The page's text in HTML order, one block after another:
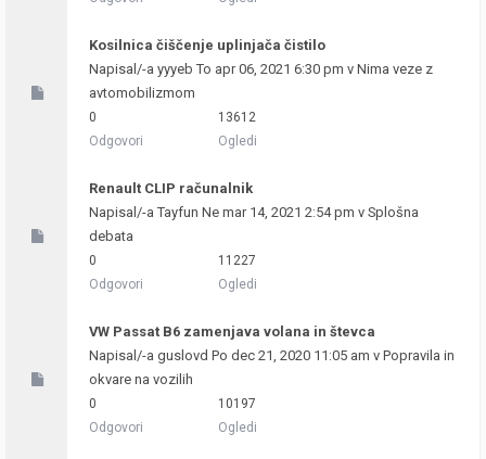
Kosilnica čiščenje uplinjača čistilo
Napisal/-a yyyeb To apr 06, 2021 6:30 pm v Nima veze z
avtomobilizmom
0
Odgovori
13612
Ogledi
Renault CLIP računalnik
Napisal/-aTayfun Ne mar 14, 2021 2:54 pm v Splošna
debata
0
Odgovori
11227
Ogledi
VW Passat B6 zamenjava volana in števca
Napisal/-a guslovd Po dec 21, 2020 11:05 am v Popravila in
okvare na vozilih
0
Odgovori
10197
Ogledi